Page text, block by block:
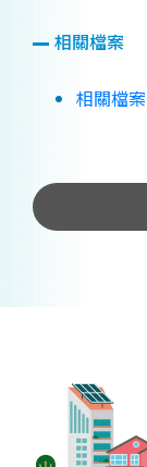
相關檔案
相關檔案